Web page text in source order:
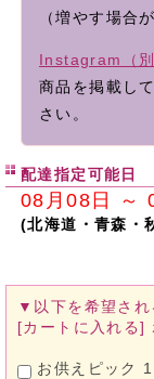
（増やす場合
Instagram（別
商品を掲載し
さい。
配達指定可能日
08月08日 ～
(北海道・青森・
▼以下を希望され
[カートに入れる]
お供えピック